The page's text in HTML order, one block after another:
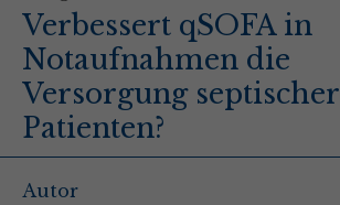
Verbessert qSOFA in
Notaufnahmen die
Versorgung septischer
Patienten?
Autor